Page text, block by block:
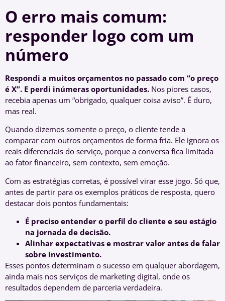
O erro mais comum:
responder logo com um
número
Respondi a muitos orçamentos no passado com “o preço
é X”. E perdi inúmeras oportunidades. Nos piores casos,
recebia apenas um “obrigado, qualquer coisa aviso”. É duro,
mas real.
Quando dizemos somente o preço, o cliente tende a
comparar com outros orçamentos de forma fria. Ele ignora os
reais diferenciais do serviço, porque a conversa fica limitada
ao fator financeiro, sem contexto, sem emoção.
Com as estratégias corretas, é possível virar esse jogo. Só que,
antes de partir para os exemplos práticos de resposta, quero
destacar dois pontos fundamentais:
É preciso entender o perfil do cliente e seu estágio
na jornada de decisão.
Alinhar expectativas e mostrar valor antes de falar
sobre investimento.
Esses pontos determinam o sucesso em qualquer abordagem,
ainda mais nos serviços de marketing digital, onde os
resultados dependem de parceria verdadeira.